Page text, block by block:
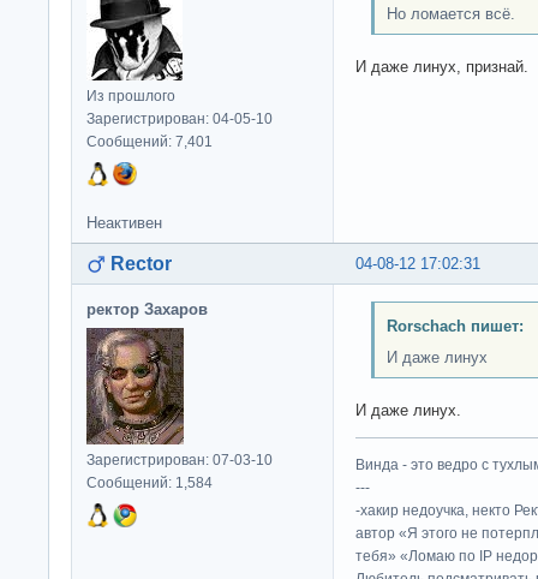
Из прошлого
Зарегистрирован: 04-05-10
Сообщений: 7,401
Но ломается всё.
И даже линух, признай.
Неактивен
04-08-12 17:02:31
Rector
ректор Захаров
Зарегистрирован: 07-03-10
Сообщений: 1,584
Rorschach пишет:
И даже линух
И даже линух.
Винда - это ведро с
---
-хакир недоучка, некто
автор «Я этого не
тебя» «Ломаю по IP